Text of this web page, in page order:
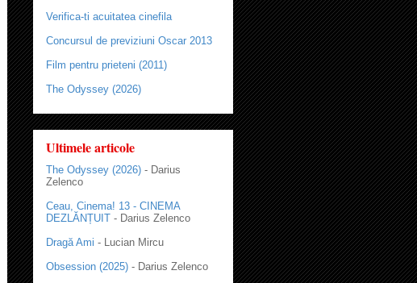
Verifica-ti acuitatea cinefila
Concursul de previziuni Oscar 2013
Film pentru prieteni (2011)
The Odyssey (2026)
Ultimele articole
The Odyssey (2026) - Darius
Zelenco
Ceau, Cinema! 13 - CINEMA
DEZLĂNȚUIT - Darius Zelenco
Dragă Ami - Lucian Mircu
Obsession (2025) - Darius Zelenco